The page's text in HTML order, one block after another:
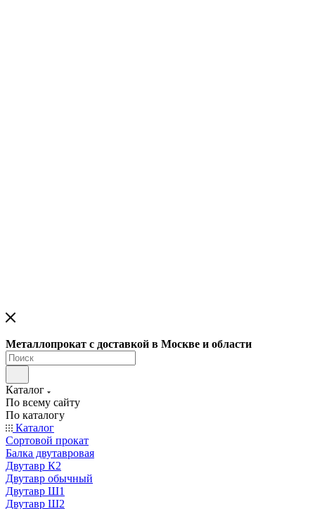
Металлопрокат с доставкой в Москве и области
Каталог
По всему сайту
По каталогу
Каталог
Сортовой прокат
Балка двутавровая
Двутавр К2
Двутавр обычный
Двутавр Ш1
Двутавр Ш2